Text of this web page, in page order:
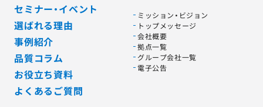
セミナー・イベント
選ばれる理由
事例紹介
品質コラム
お役立ち資料
よくあるご質問
ミッション・ビジョン
トップメッセージ
会社概要
拠点一覧
グループ会社一覧
電子公告